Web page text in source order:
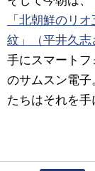
「北朝鮮のリ
紋」（平井久志
手にスマート
のサムスン電
たちはそれを手